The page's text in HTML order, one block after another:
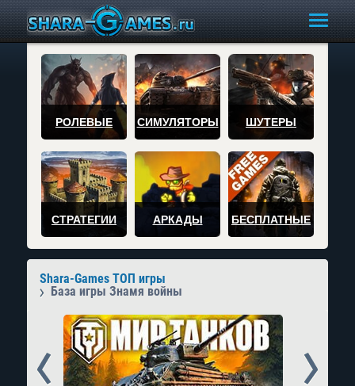
РОЛЕВЫЕ СИМУЛЯТОРЫ ШУТЕРЫ
СТРАТЕГИИ АРКАДЫ БЕСПЛАТНЫЕ
Shara-Games ТОП игры
База игры Знамя войны
Prev